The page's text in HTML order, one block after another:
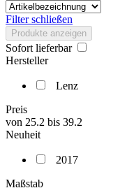
Filter schließen
Produkte anzeigen
Sofort lieferbar
Hersteller
Lenz
Preis
von 25.2 bis 39.2
Neuheit
2017
Maßstab